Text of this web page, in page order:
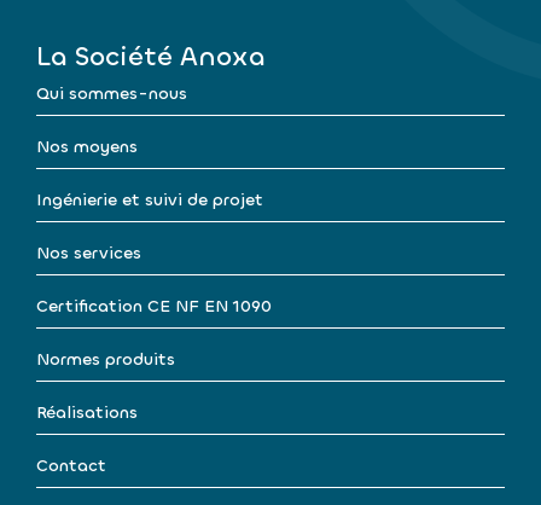
La Société Anoxa
Qui sommes-nous
Nos moyens
Ingénierie et suivi de projet
Nos services
Certification CE NF EN 1090
Normes produits
Réalisations
Contact